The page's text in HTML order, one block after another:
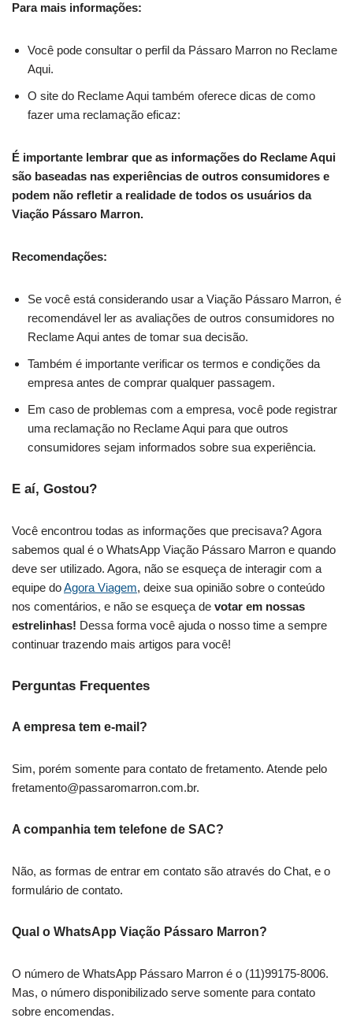
Para mais informações:
Você pode consultar o perfil da Pássaro Marron no Reclame
Aqui.
O site do Reclame Aqui também oferece dicas de como
fazer uma reclamação eficaz:
É importante lembrar que as informações do Reclame Aqui
são baseadas nas experiências de outros consumidores e
podem não refletir a realidade de todos os usuários da
Viação Pássaro Marron.
Recomendações:
Se você está considerando usar a Viação Pássaro Marron, é
recomendável ler as avaliações de outros consumidores no
Reclame Aqui antes de tomar sua decisão.
Também é importante verificar os termos e condições da
empresa antes de comprar qualquer passagem.
Em caso de problemas com a empresa, você pode registrar
uma reclamação no Reclame Aqui para que outros
consumidores sejam informados sobre sua experiência.
E aí, Gostou?
Você encontrou todas as informações que precisava? Agora
sabemos qual é o WhatsApp Viação Pássaro Marron e quando
deve ser utilizado. Agora, não se esqueça de interagir com a
equipe doAgora Viagem, deixe sua opinião sobre o conteúdo
nos comentários, e não se esqueça de votar em nossas
estrelinhas! Dessa forma você ajuda o nosso time a sempre
continuar trazendo mais artigos para você!
Perguntas Frequentes
A empresa tem e-mail?
Sim, porém somente para contato de fretamento. Atende pelo
fretamento@passaromarron.com.br.
A companhia tem telefone de SAC?
Não, as formas de entrar em contato são através do Chat, e o
formulário de contato.
Qual o WhatsApp Viação Pássaro Marron?
O número de WhatsApp Pássaro Marron é o (11)99175-8006.
Mas, o número disponibilizado serve somente para contato
sobre encomendas.